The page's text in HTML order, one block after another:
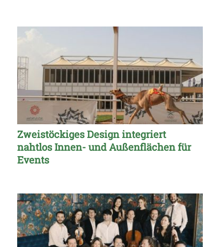
Zweistöckiges Design integriert
nahtlos Innen- und Außenflächen für
Events